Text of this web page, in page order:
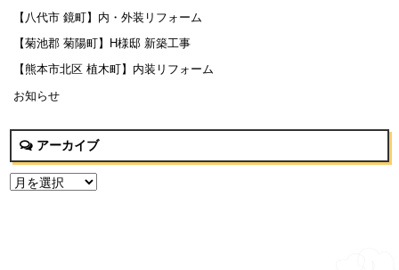
【八代市 鏡町】内・外装リフォーム
【菊池郡 菊陽町】H様邸 新築工事
【熊本市北区 植木町】内装リフォーム
お知らせ
アーカイブ